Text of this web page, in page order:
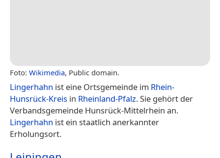
Foto: Wikimedia, Public domain.
Lingerhahn ist eine Ortsgemeinde im Rhein-
Hunsrück-Kreis in Rheinland-Pfalz. Sie gehört der
Verbandsgemeinde Hunsrück-Mittelrhein an.
Lingerhahn ist ein staatlich anerkannter
Erholungsort.